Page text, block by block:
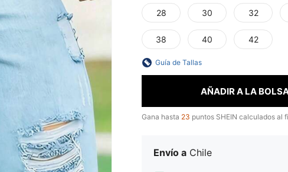
28 30 32
38 40 42
Guía de Tallas
AÑADIR A LA
Gana hasta 23 puntos SHEIN calculados al
Envío a Chile